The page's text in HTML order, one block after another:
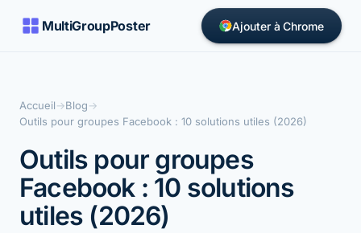
MultiGroupPoster Ajouter à Chrome
Accueil→Blog→
Outils pour groupes Facebook : 10 solutions utiles (2026)
Outils pour groupes
Facebook : 10 solutions
utiles (2026)